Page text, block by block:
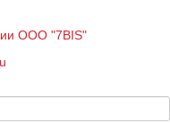
ООО "7BIS"